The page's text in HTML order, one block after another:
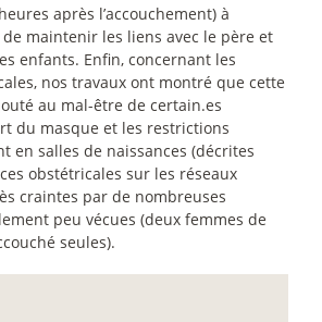
après l’accouchement) à
maintenir les liens avec le père et
enfants. Enfin, concernant les
nos travaux ont montré que cette
au mal-être de certain.es
du masque et les restrictions
en salles de naissances (décrites
obstétricales sur les réseaux
craintes par de nombreuses
peu vécues (deux femmes de
seules).